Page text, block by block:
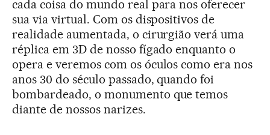
cada coisa do mundo real para nos oferecer
sua via virtual. Com os dispositivos de
realidade aumentada, o cirurgião verá uma
réplica em 3D de nosso fígado enquanto o
opera e veremos com os óculos como era nos
anos 30 do século passado, quando foi
bombardeado, o monumento que temos
diante de nossos narizes.